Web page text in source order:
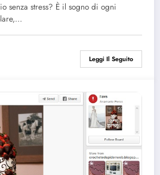
senza stress? È il sogno di ogni
Leggi Il Seguito